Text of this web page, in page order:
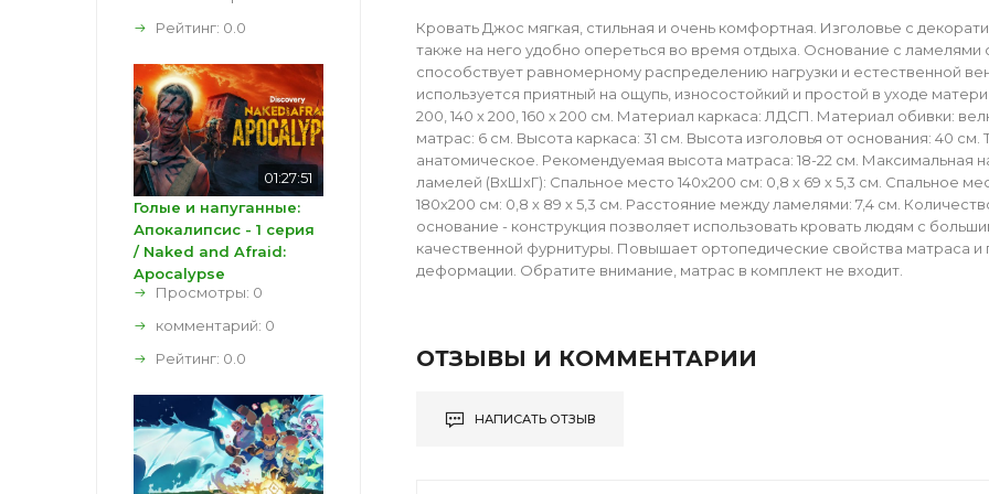
Кровать Джос мягкая, стильная и очень комфортная. Изголовье с
также на него удобно опереться во время отдыха. Основание с ламелями
способствует равномерному распределению нагрузки и естественной
используется приятный на ощупь, износостойкий и простой в уходе
200, 140 х 200, 160 х 200 см. Материал каркаса: ЛДСП. Материал обивки:
матрас: 6 см. Высота каркаса: 31 см. Высота изголовья от основания: 40
анатомическое. Рекомендуемая высота матраса: 18-22 см. Максимальная
ламелей (ВхШхГ): Спальное место 140х200 см: 0,8 х 69 х 5,3 см. Спальное
180х200 см: 0,8 х 89 х 5,3 см. Расстояние между ламелями: 7,4 см.
основание - конструкция позволяет использовать кровать людям с
качественной фурнитуры. Повышает ортопедические свойства матраса
деформации. Обратите внимание, матрас в комплект не входит.
ОТЗЫВЫ И КОММЕНТАРИИ
НАПИСАТЬ ОТЗЫВ
Рейтинг: 0.0
01:27:51
Голые и напуганные:
Апокалипсис - 1 серия
/ Naked and Afraid:
Apocalypse
Просмотры: 0
комментарий: 0
Рейтинг: 0.0